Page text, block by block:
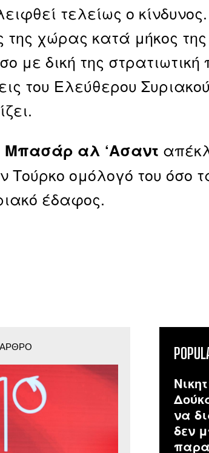
τελείως ο
της χώρας κατά μήκος
με δική της
του Ελεύθερου
Μπασάρ αλ ‘Ασαντ
Τούρκο ομόλογό του όσο
έδαφος.
να
δεν